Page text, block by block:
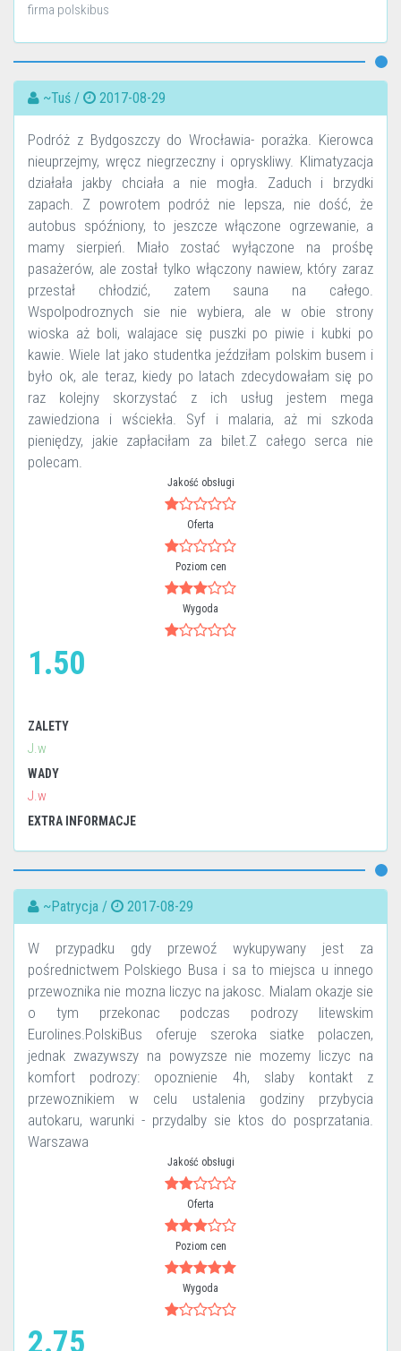
firma polskibus
~Tuś / 2017-08-29
Podróż z Bydgoszczy do Wrocławia- porażka. Kierowca
nieuprzejmy, wręcz niegrzeczny i opryskliwy. Klimatyzacja
działała jakby chciała a nie mogła. Zaduch i brzydki
zapach. Z powrotem podróż nie lepsza, nie dość, że
autobus spóźniony, to jeszcze włączone ogrzewanie, a
mamy sierpień. Miało zostać wyłączone na prośbę
pasażerów, ale został tylko włączony nawiew, który zaraz
przestał chłodzić, zatem sauna na całego.
Wspolpodroznych sie nie wybiera, ale w obie strony
wioska aż boli, walajace się puszki po piwie i kubki po
kawie. Wiele lat jako studentka jeździłam polskim busem i
było ok, ale teraz, kiedy po latach zdecydowałam się po
raz kolejny skorzystać z ich usług jestem mega
zawiedziona i wściekła. Syf i malaria, aż mi szkoda
pieniędzy, jakie zapłaciłam za bilet.Z całego serca nie
polecam.
Jakość obsługi
Oferta
Poziom cen
Wygoda
1.50
ZALETY
J.w
WADY
J.w
EXTRA INFORMACJE
~Patrycja / 2017-08-29
W przypadku gdy przewoź wykupywany jest za
pośrednictwem Polskiego Busa i sa to miejsca u innego
przewoznika nie mozna liczyc na jakosc. Mialam okazje sie
o tym przekonac podczas podrozy litewskim
Eurolines.PolskiBus oferuje szeroka siatke polaczen,
jednak zwazywszy na powyzsze nie mozemy liczyc na
komfort podrozy: opoznienie 4h, slaby kontakt z
przewoznikiem w celu ustalenia godziny przybycia
autokaru, warunki - przydalby sie ktos do posprzatania.
Warszawa
Jakość obsługi
Oferta
Poziom cen
Wygoda
2.75